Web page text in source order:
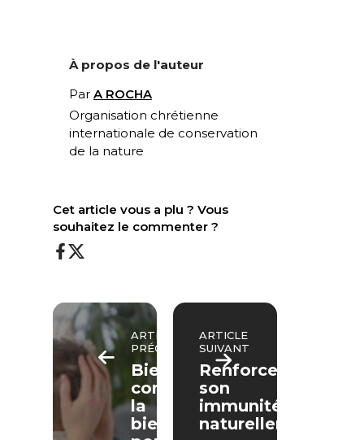
À propos de l'auteur
Par A ROCHA
Organisation chrétienne
internationale de conservation
de la nature
Cet article vous a plu ? Vous
souhaitez le commenter ?
ARTICLE
PRÉCÉDENT
Bien
comprendre
la
bienveillance
ARTICLE
SUIVANT
Renforcer
son
immunité…
naturellement